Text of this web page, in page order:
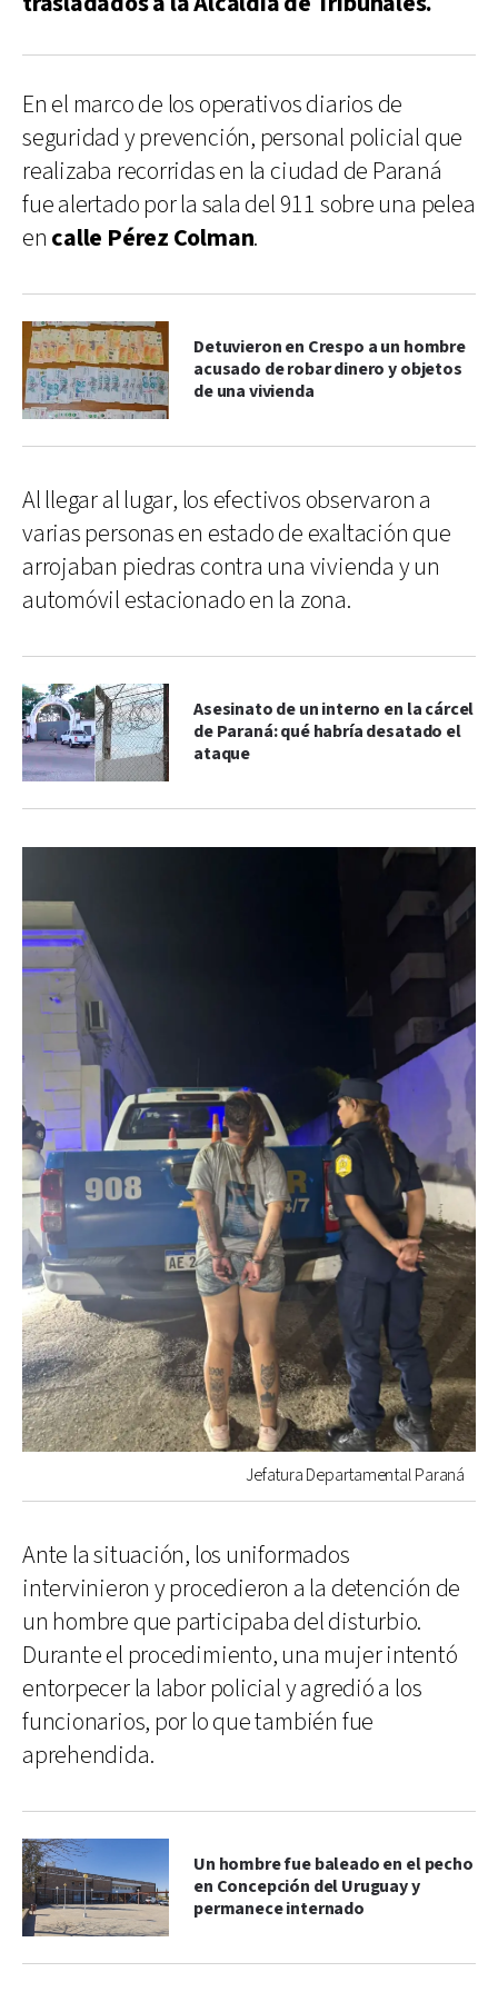
En el marco de los operativos diarios de
seguridad y prevención, personal policial que
realizaba recorridas en la ciudad de Paraná
fue alertado por la sala del 911 sobre una pelea
en calle Pérez Colman.
Detuvieron en Crespo a un hombre
acusado de robar dinero y objetos
de una vivienda
Al llegar al lugar, los efectivos observaron a
varias personas en estado de exaltación que
arrojaban piedras contra una vivienda y un
automóvil estacionado en la zona.
Asesinato de un interno en la cárcel
de Paraná: qué habría desatado el
ataque
Jefatura Departamental Paraná
Ante la situación, los uniformados
intervinieron y procedieron a la detención de
un hombre que participaba del disturbio.
Durante el procedimiento, una mujer intentó
entorpecer la labor policial y agredió a los
funcionarios, por lo que también fue
aprehendida.
Un hombre fue baleado en el pecho
en Concepción del Uruguay y
permanece internado